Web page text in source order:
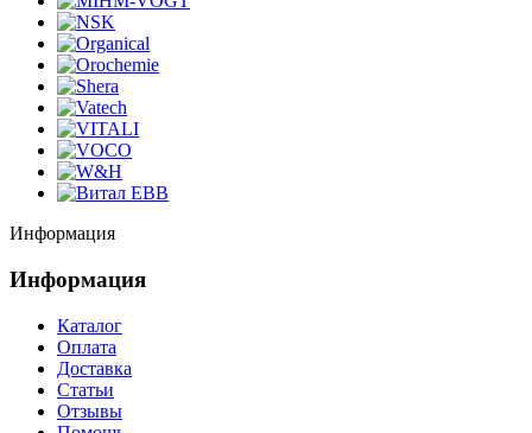
Информация
Информация
Каталог
Оплата
Доставка
Статьи
Отзывы